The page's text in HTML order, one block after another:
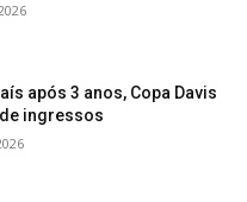
após 3 anos, Copa Davis
ingressos